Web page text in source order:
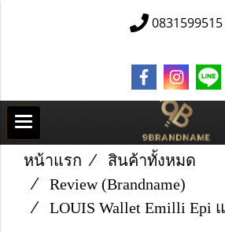
0831599515
หน้าแรก
สินค้าทั้งหมด
Review (Brandname)
LO​U​IS​ Wallet​ Emilli Epi​